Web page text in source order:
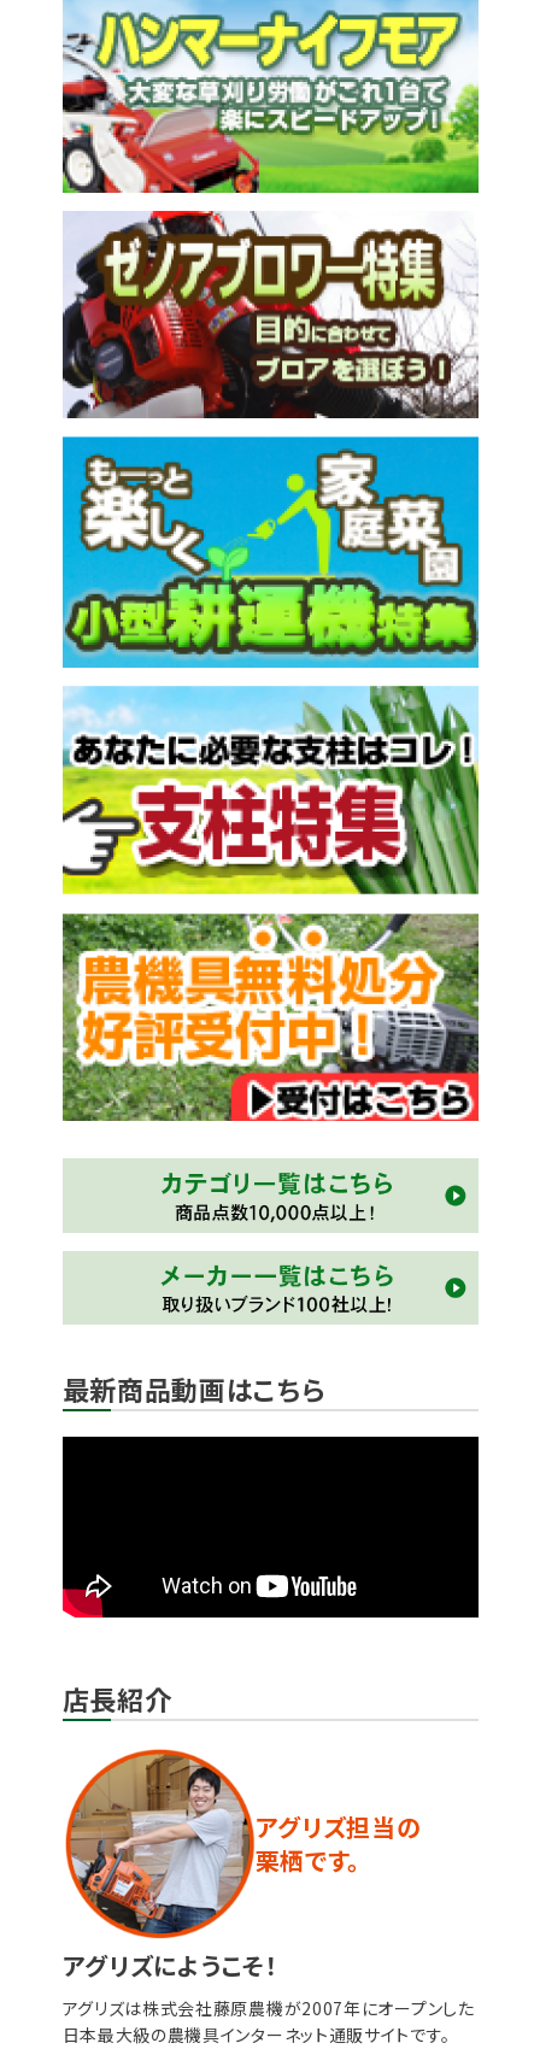
最新商品動画はこちら
店長紹介
アグリズ担当の
栗栖です。
アグリズにようこそ！
アグリズは株式会社藤原農機が2007年にオープンした
日本最大級の農機具インターネット通販サイトです。